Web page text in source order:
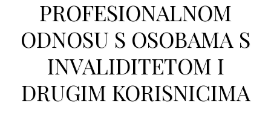
PROFESIONALNOM
ODNOSU S OSOBAMA S
INVALIDITETOM I
DRUGIM KORISNICIMA